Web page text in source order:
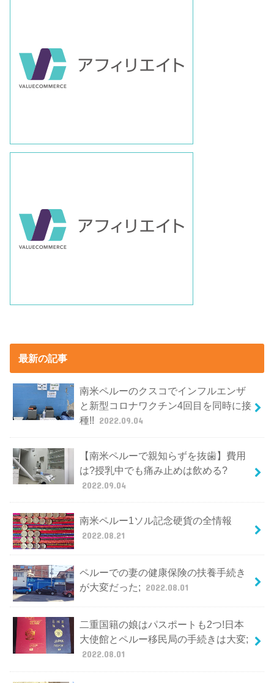
最新の記事
南米ペルーのクスコでインフルエンザ
と新型コロナワクチン4回目を同時に接
種!! 2022.09.04
【南米ペルーで親知らずを抜歯】費用
は?授乳中でも痛み止めは飲める?
2022.09.04
南米ペルー1ソル記念硬貨の全情報
2022.08.21
ペルーでの妻の健康保険の扶養手続き
が大変だった; 2022.08.01
二重国籍の娘はパスポートも2つ!日本
大使館とペルー移民局の手続きは大変;
2022.08.01